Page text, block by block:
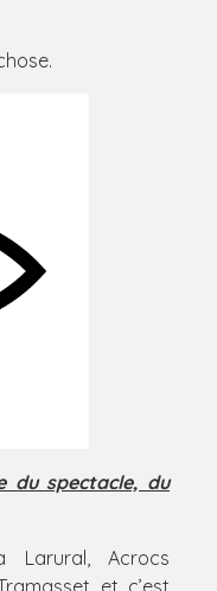
du spectacle, du
Acrocs
et c’est